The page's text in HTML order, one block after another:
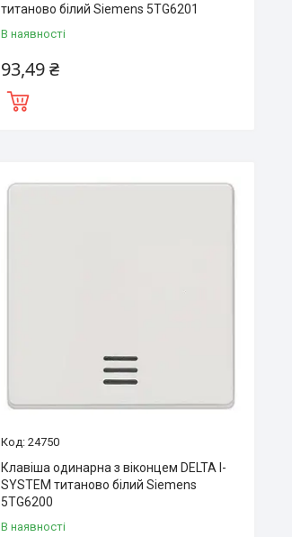
титаново білий Siemens 5TG6201
В наявності
93,49 ₴
24750
Клавіша одинарна з віконцем DELTA I-
SYSTEM титаново білий Siemens
5TG6200
В наявності